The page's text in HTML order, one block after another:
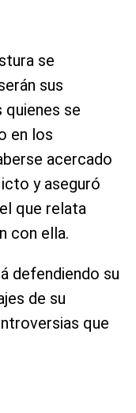
se
sus
se
en los
acercado
y aseguró
que relata
con ella.
defendiendo su
de su
que